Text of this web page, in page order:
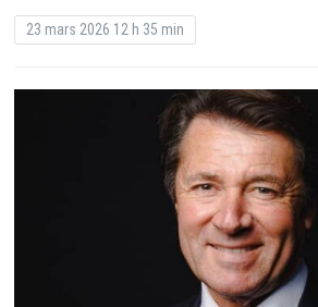
23 mars 2026 12 h 35 min